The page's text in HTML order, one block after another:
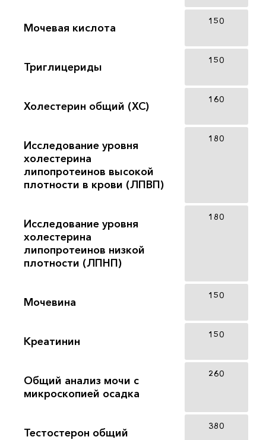
Мочевая кислота
150
Триглицериды
150
Холестерин общий (ХС)
160
Исследование уровня
холестерина
липопротеинов высокой
плотности в крови (ЛПВП)
180
Исследование уровня
холестерина
липопротеинов низкой
плотности (ЛПНП)
180
Мочевина
150
Креатинин
150
Общий анализ мочи с
микроскопией осадка
260
Тестостерон общий
380